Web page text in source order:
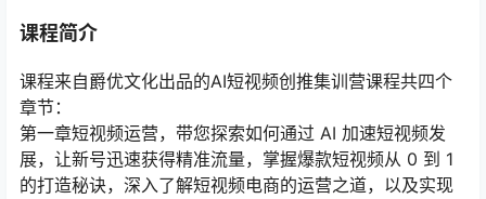
课程简介
课程来自爵优文化出品的AI短视频创推集训营课程共四个
章节：
第一章短视频运营，带您探索如何通过 AI 加速短视频发
展，让新号迅速获得精准流量，掌握爆款短视频从 0 到 1
的打造秘诀，深入了解短视频电商的运营之道，以及实现